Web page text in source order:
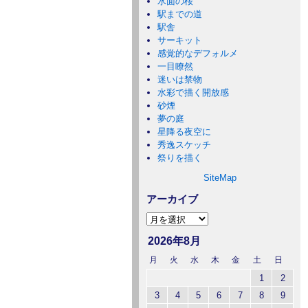
駅までの道
駅舎
サーキット
感覚的なデフォルメ
一目瞭然
迷いは禁物
水彩で描く開放感
砂煙
夢の庭
星降る夜空に
秀逸スケッチ
祭りを描く
SiteMap
アーカイブ
2026年8月
月 火 水 木 金 土 日
1
2
3
4 5 6 7 8
9